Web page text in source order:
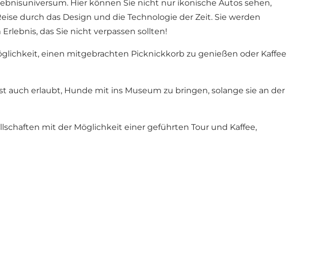
Hier können Sie nicht nur ikonische Autos sehen,
durch das Design und die Technologie der Zeit. Sie werden
das Sie nicht verpassen sollten!
einen mitgebrachten Picknickkorb zu genießen oder Kaffee
auch erlaubt, Hunde mit ins Museum zu bringen, solange sie an der
mit der Möglichkeit einer geführten Tour und Kaffee,